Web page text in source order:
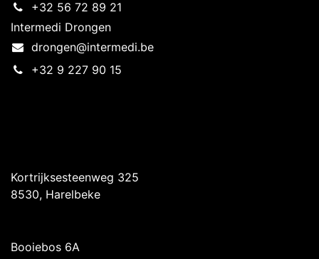
+32 56 72 89 21
Intermedi Drongen
drongen@intermedi.be
+32 9 227 90 15
Kortrijksesteenweg 325
8530, Harelbeke
Booiebos 6A